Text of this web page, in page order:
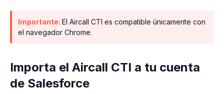
Importante: El Aircall CTI es compatible únicamente con
el navegador Chrome.
Importa el Aircall CTI a tu cuenta
de Salesforce